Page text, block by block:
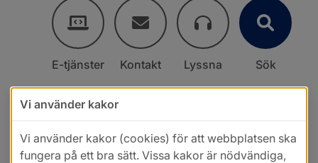
E-tjänster Kontakt Lyssna Sök
Vi använder kakor
Vi använder kakor (cookies) för att webbplatsen ska
fungera på ett bra sätt. Vissa kakor är nödvändiga,